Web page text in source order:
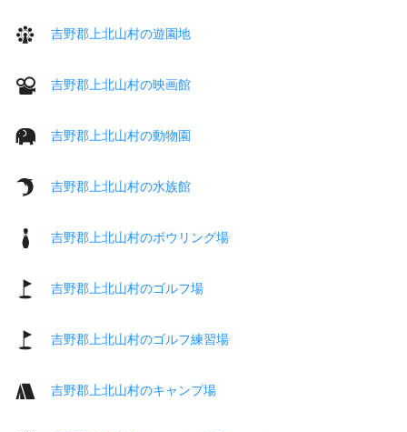
吉野郡上北山村の遊園地
吉野郡上北山村の映画館
吉野郡上北山村の動物園
吉野郡上北山村の水族館
吉野郡上北山村のボウリング場
吉野郡上北山村のゴルフ場
吉野郡上北山村のゴルフ練習場
吉野郡上北山村のキャンプ場